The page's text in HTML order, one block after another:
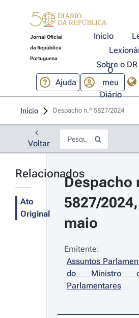
Jornal Oficial
da República
Portuguesa
Início
Sobre o DR
Ajuda
O
meu
Diário
Início Despacho n.º 5827/2024
Voltar
Relacionados
Ato
Original
Despacho
5827/
maio
Emitente:
Assuntos
do Ministro
Parlamentares